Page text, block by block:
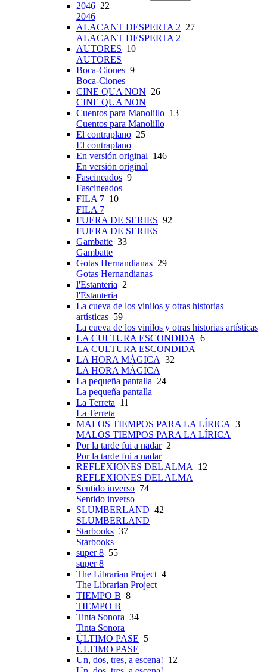
2046 22
2046
ALACANT DESPERTA 2 27
ALACANT DESPERTA 2
AUTORES 10
AUTORES
Boca-Ciones 9
Boca-Ciones
CINE QUA NON 26
CINE QUA NON
Cuentos para Manolillo 13
Cuentos para Manolillo
El contraplano 25
El contraplano
En versión original 146
En versión original
Fascineados 9
Fascineados
FILA 7 10
FILA 7
FUERA DE SERIES 92
FUERA DE SERIES
Gambatte 33
Gambatte
Gotas Hernandianas 29
Gotas Hernandianas
l'Estanteria 2
l'Estanteria
La cueva de los vinilos y otras historias
artísticas 59
La cueva de los vinilos y otras historias artísticas
LA CULTURA ESCONDIDA 6
LA CULTURA ESCONDIDA
LA HORA MÁGICA 32
LA HORA MÁGICA
La pequeña pantalla 24
La pequeña pantalla
La Terreta 11
La Terreta
MALOS TIEMPOS PARA LA LÍRICA 3
MALOS TIEMPOS PARA LA LÍRICA
Por la tarde fui a nadar2
Por la tarde fui a nadar
REFLEXIONES DEL ALMA
12
REFLEXIONES DEL ALMA
Sentido inverso 74
Sentido inverso
SLUMBERLAND 42
SLUMBERLAND
Starbooks 37
Starbooks
super 8 55
super 8
The Librarian Project 4
The Librarian Project
TIEMPO B 8
TIEMPO B
Tinta Sonora 34
Tinta Sonora
ÚLTIMO PASE 5
ÚLTIMO PASE
Un, dos, tres, a escena! 12